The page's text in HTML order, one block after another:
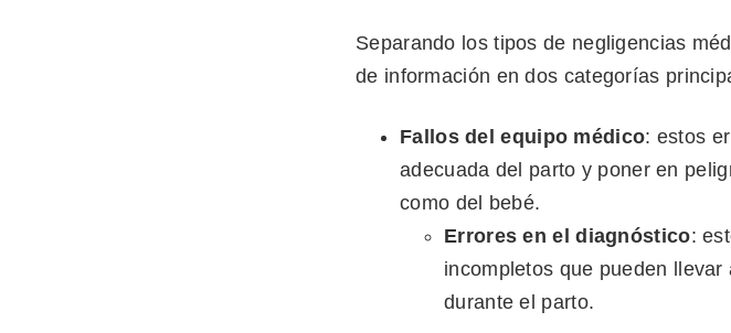
Separando los tipos de negligencias
de información en dos categorías
Fallos del equipo médico: estos
adecuada del parto y poner en
como del bebé.
Errores en el diagnóstico:
incompletos que pueden
durante el parto.